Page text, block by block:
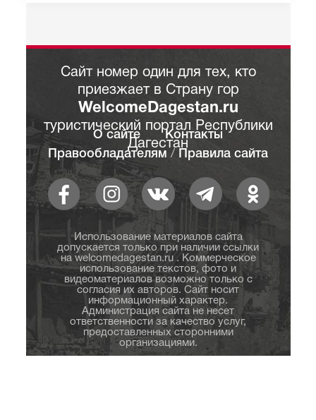
Сайт номер один для тех, кто
приезжает в Страну гор
WelcomeDagestan.ru
туристический портал Республики
Дагестан
О сайте
Контакты
Правообладателям / Правила сайта
Использование материалов сайта
допускается только при наличии ссылки
на welcomedagestan.ru . Коммерческое
использование текстов, фото и
видеоматериалов возможно только с
согласия их авторов. Сайт носит
информационный характер.
Администрация сайта не несет
ответственности за качество услуг,
предоставленных сторонними
организациями.